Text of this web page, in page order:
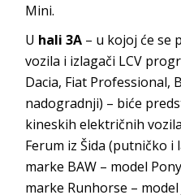
Mini.
U hali 3A – u kojoj će se
vozila i izlagači LCV
Dacia, Fiat Professional,
nadogradnji) – biće
kineskih električnih
Ferum iz Šida (putničko
marke BAW – model
marke Runhorse –